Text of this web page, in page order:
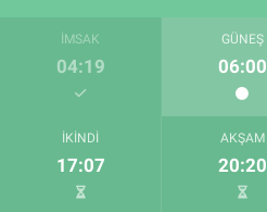
İMSAK
04:19
GÜNEŞ
06:00
İKINDI
17:07
AKŞAM
20:20